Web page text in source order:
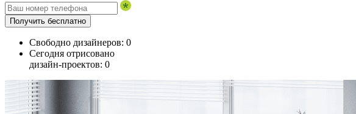
Получить бесплатно
Свободно дизайнеров: 0
Сегодня отрисовано
дизайн-проектов: 0